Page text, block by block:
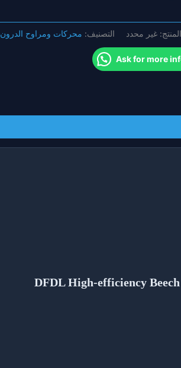
غير محدد التصنيف: محركات ومراوح الدرون
Ask for more
DFDL High-efficiency